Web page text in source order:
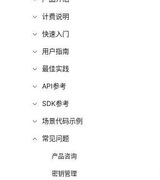
计费说明
快速入门
用户指南
最佳实践
API参考
SDK参考
场景代码示例
常见问题
产品咨询
密钥管理